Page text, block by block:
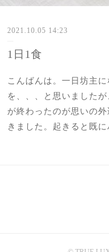
2021.10.05 14:23
1日1食
こんばんは。一日坊主
を、、、と思いました
が終わったのが思いの
きました。起きると既